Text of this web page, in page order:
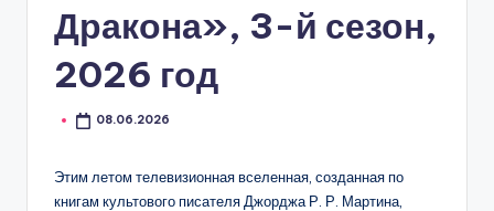
Дракона», 3-й сезон,
2026 год
08.06.2026
Этим летом телевизионная вселенная, созданная по
книгам культового писателя Джорджа Р. Р. Мартина,